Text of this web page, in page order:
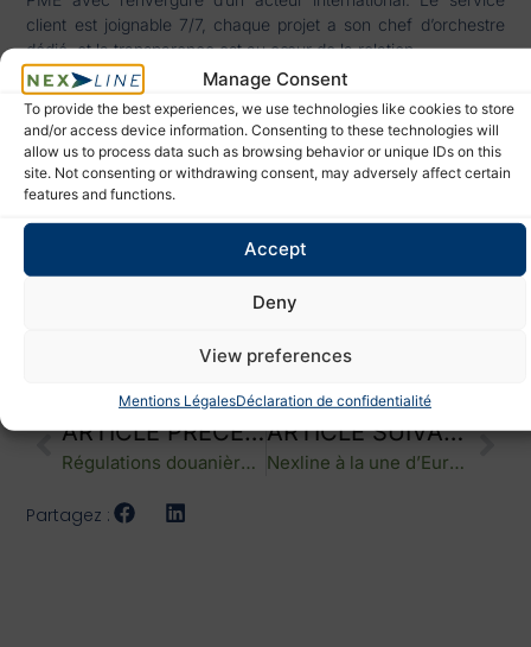
Manage Consent
To provide the best experiences, we use technologies like cookies to store
and/or access device information. Consenting to these technologies will
allow us to process data such as browsing behavior or unique IDs on this
site. Not consenting or withdrawing consent, may adversely affect certain
features and functions.
Accept
Deny
View preferences
Mentions LégalesDéclaration de confidentialité
client est joignable 7/7, chaque projet a son chef d’orchestre
dédié, et la transparence est au cœur de la relation.
Et ce n’est que le début.
En résumé : pourquoi
choisir Nexline ?
Parce que Nexline n’est pas qu’une
Contactez nos experts et donnez un nouveau souffle à
ARTICLE PRÉCÉDENT
Régulations douanières américaines : quel impact sur la logistique internationale
ARTICLE SUIVANT
Nexline à la une d’EuroTribune : réinventer les règles du freight forwarding international
Partagez :